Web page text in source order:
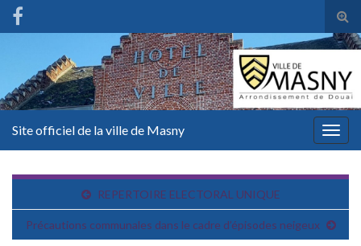
Site officiel de la ville de Masny
REPERTOIRE ELECTORAL UNIQUE
Précautions communales dans le cadre d’épisodes neigeux